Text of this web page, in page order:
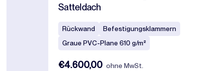
Satteldach
Rückwand
Befestigungsklammern
Graue PVC-Plane 610 g/m²
€4.600,00 ohne MwSt.